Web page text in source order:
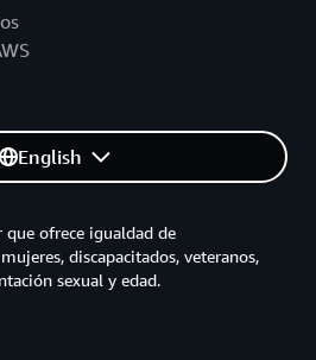
English
ofrece igualdad de
discapacitados, veteranos,
sexual y edad.